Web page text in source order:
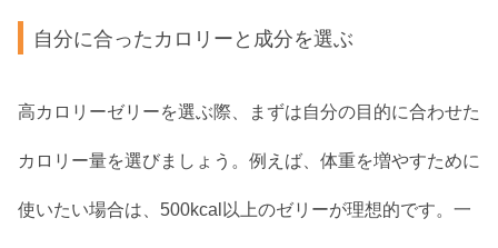
自分に合ったカロリーと成分を選ぶ
高カロリーゼリーを選ぶ際、まずは自分の目的に合わせた
カロリー量を選びましょう。例えば、体重を増やすために
使いたい場合は、500kcal以上のゼリーが理想的です。一